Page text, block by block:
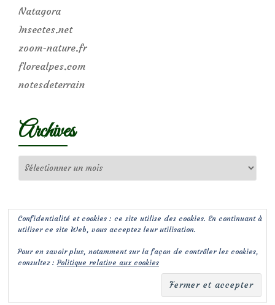
Natagora
Insectes.net
zoom-nature.fr
florealpes.com
notesdeterrain
Archives
Confidentialité et cookies : ce site utilise des cookies. En continuant à
utiliser ce site Web, vous acceptez leur utilisation.
Pour en savoir plus, notamment sur la façon de contrôler les cookies,
consultez :Politique relative aux cookies